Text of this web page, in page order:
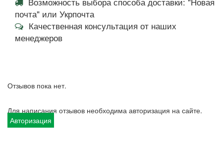
почта" или Укрпочта
Качественная консультация от наших
менеджеров
Отзывов пока нет.
Для написания отзывов необходима авторизация на сайте.
Авторизация